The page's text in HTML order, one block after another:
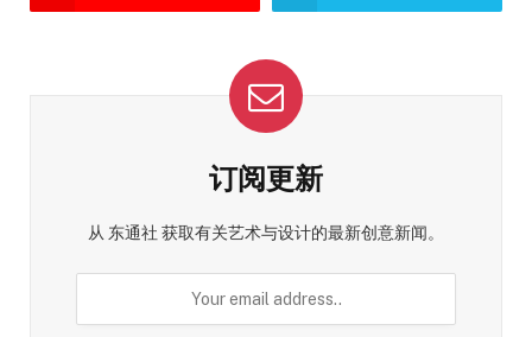
订阅更新
从 东通社 获取有关艺术与设计的最新创意新闻。